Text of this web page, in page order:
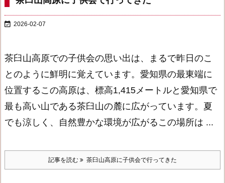
 2026-02-07
茶臼山高原での子供会の思い出は、まるで昨日のこ
とのように鮮明に覚えています。愛知県の最東端に
位置するこの高原は、標高1,415メートルと愛知県で
最も高い山である茶臼山の麓に広がっています。夏
でも涼しく、自然豊かな環境が広がるこの場所は ...
記事を読む 茶臼山高原に子供会で行ってきた